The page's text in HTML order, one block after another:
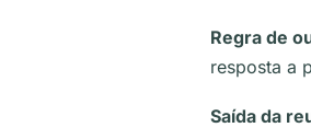
Regra de
resposta a
Saída da